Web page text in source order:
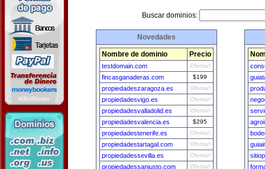
Buscar dominios:
Novedades
Nombre de dominio Precio
testdomain.com Ofertar!
fincasganaderas.com $199
propiedadeszaragoza.es Ofertar!
propiedadesvigo.es Ofertar!
propiedadesvalladolid.es Ofertar!
propiedadesvalencia.es $295
propiedadestenerife.es Ofertar!
propiedadestartagal.com Ofertar!
propiedadessevilla.es Ofertar!
propiedadessanjusto.com Ofertar!